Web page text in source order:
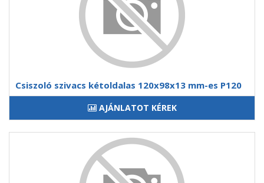
Csiszoló szivacs kétoldalas 120x98x13 mm-es P120
AJÁNLATOT KÉREK